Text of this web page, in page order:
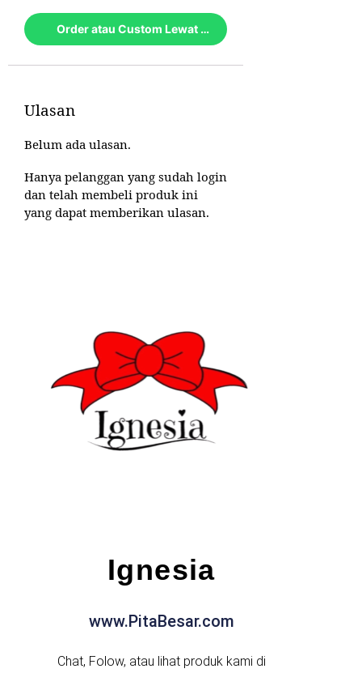
Order atau Custom Lewat Whatsapp
Ulasan
Belum ada ulasan.
Hanya pelanggan yang sudah login
dan telah membeli produk ini
yang dapat memberikan ulasan.
Ignesia
www.PitaBesar.com
Chat, Folow, atau lihat produk kami di